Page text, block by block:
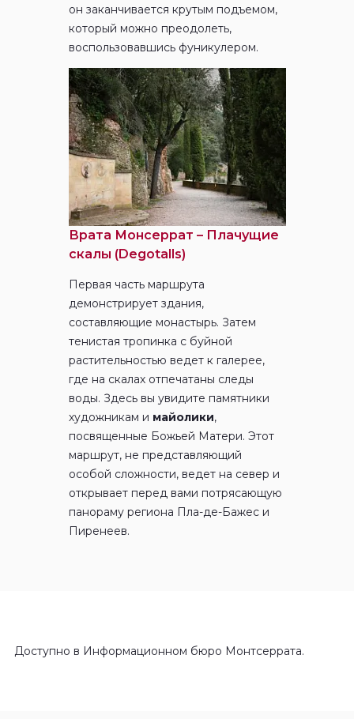
он заканчивается крутым подъемом,
который можно преодолеть,
воспользовавшись фуникулером.
Врата Монсеррат – Плачущие
скалы (Degotalls)
Первая часть маршрута
демонстрирует здания,
составляющие монастырь. Затем
тенистая тропинка с буйной
растительностью ведет к галерее,
где на скалах отпечатаны следы
воды. Здесь вы увидите памятники
художникам и майолики,
посвященные Божьей Матери. Этот
маршрут, не представляющий
особой сложности, ведет на север и
открывает перед вами потрясающую
панораму региона Пла-де-Бажес и
Пиренеев.
Доступно в Информационном бюро Монтсеррата.